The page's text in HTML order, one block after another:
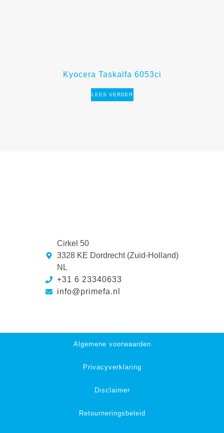
Kyocera Taskalfa 6053ci
LEES VERDER
Cirkel 50
3328 KE Dordrecht (Zuid-Holland)
NL
+31 6 23340633
info@primefa.nl
Algemene voorwaarden
Privacyverklaring
Disclaimer
Retourneringsbeleid